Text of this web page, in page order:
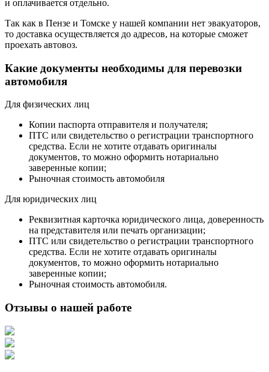
и оплачивается отдельно.
Так как в Пензе и Томске у нашей компании нет эвакуаторов,
то доставка осуществляется до адресов, на которые сможет
проехать автовоз.
Какие документы необходимы для перевозки
автомобиля
Для физических лиц
Копии паспорта отправителя и получателя;
ПТС или свидетельство о регистрации транспортного
средства. Если не хотите отдавать оригиналы
документов, то можно оформить нотариально
заверенные копии;
Рыночная стоимость автомобиля
Для юридических лиц
Реквизитная карточка юридического лица, доверенность
на представителя или печать организации;
ПТС или свидетельство о регистрации транспортного
средства. Если не хотите отдавать оригиналы
документов, то можно оформить нотариально
заверенные копии;
Рыночная стоимость автомобиля.
Отзывы о нашей работе